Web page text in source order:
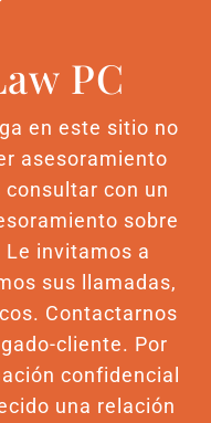
PC
en este sitio no
asesoramiento
con un
sobre
invitamos a
sus llamadas,
Contactarnos
cliente. Por
confidencial
una relación